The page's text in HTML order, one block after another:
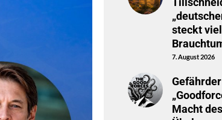
steckt
7. August 2026
Macht